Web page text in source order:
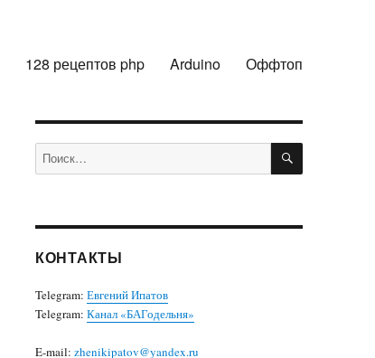
128 рецептов php Arduino Оффтоп
Искать: ПОИСК
КОНТАКТЫ
Telegram: Евгений Ипатов
Telegram: Канал «БАГодельня»
E-mail: zhenikipatov@yandex.ru